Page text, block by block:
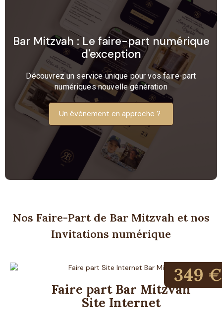
Bar Mitzvah : Le faire-part numérique
d'exception​
Découvrez un service unique pour vos faire-part
numériques nouvelle génération
Un évènement en approche ?
Nos Faire-Part de Bar Mitzvah et nos
Invitations numérique
349 €
Faire part Bar Mitzvah
Site Internet